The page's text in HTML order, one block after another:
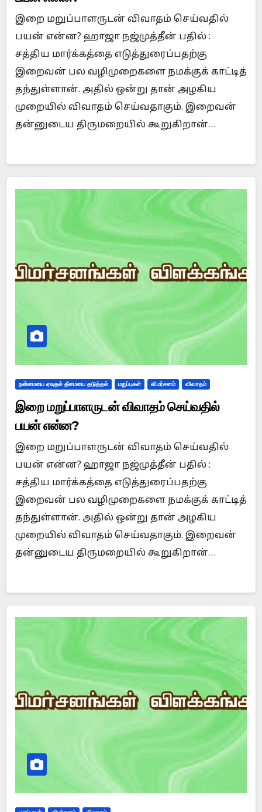
இறை மறுப்பாளருடன் விவாதம் செய்வதில்
பயன் என்ன? ஹாஜா நஜ்முத்தீன் பதில் :
சத்திய மார்க்கத்தை எடுத்துரைப்பதற்கு
இறைவன் பல வழிமுறைகளை நமக்குக் காட்டித்
தந்துள்ளான். அதில் ஒன்று தான் அழகிய
முறையில் விவாதம் செய்வதாகும். இறைவன்
தன்னுடைய திருமறையில் கூறுகிறான்…
நன்மையை ஏவுதல் தீமையை தடுத்தல் மறுப்புகள் விமர்சனம் விவாதம்
இறை மறுப்பாளருடன் விவாதம் செய்வதில்
பயன் என்ன?
இறை மறுப்பாளருடன் விவாதம் செய்வதில்
பயன் என்ன? ஹாஜா நஜ்முத்தீன் பதில் :
சத்திய மார்க்கத்தை எடுத்துரைப்பதற்கு
இறைவன் பல வழிமுறைகளை நமக்குக் காட்டித்
தந்துள்ளான். அதில் ஒன்று தான் அழகிய
முறையில் விவாதம் செய்வதாகும். இறைவன்
தன்னுடைய திருமறையில் கூறுகிறான்…